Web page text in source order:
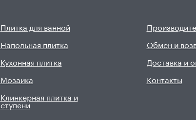
Плитка для ванной
Напольная плитка
Кухонная плитка
Мозаика
Клинкерная плитка и
ступени
Обмен и
Доставка и
Контакты